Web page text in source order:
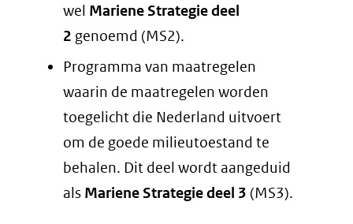
wel Mariene Strategie deel
2 genoemd (MS2).
Programma van maatregelen
waarin de maatregelen worden
toegelicht die Nederland uitvoert
om de goede milieutoestand te
behalen. Dit deel wordt aangeduid
als Mariene Strategie deel 3 (MS3).